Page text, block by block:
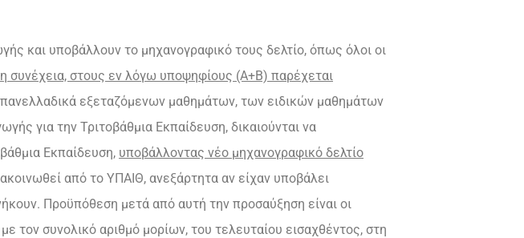
και υποβάλλουν το μηχανογραφικό τους δελτίο, όπως όλοι οι
συνέχεια, στους εν λόγω υποψηφίους (Α+Β) παρέχεται
εξεταζόμενων μαθημάτων, των ειδικών μαθημάτων
για την Τριτοβάθμια Εκπαίδευση, δικαιούνται να
Εκπαίδευση, υποβάλλοντας νέο μηχανογραφικό δελτίο
από το ΥΠΑΙΘ, ανεξάρτητα αν είχαν υποβάλει
Προϋπόθεση μετά από αυτή την προσαύξηση είναι οι
τον συνολικό αριθμό μορίων, του τελευταίου εισαχθέντος, στη